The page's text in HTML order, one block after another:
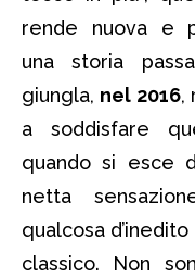
rende nuova e
una storia
giungla, nel 2016,
a soddisfare
quando si esce
netta
qualcosa
classico. Non